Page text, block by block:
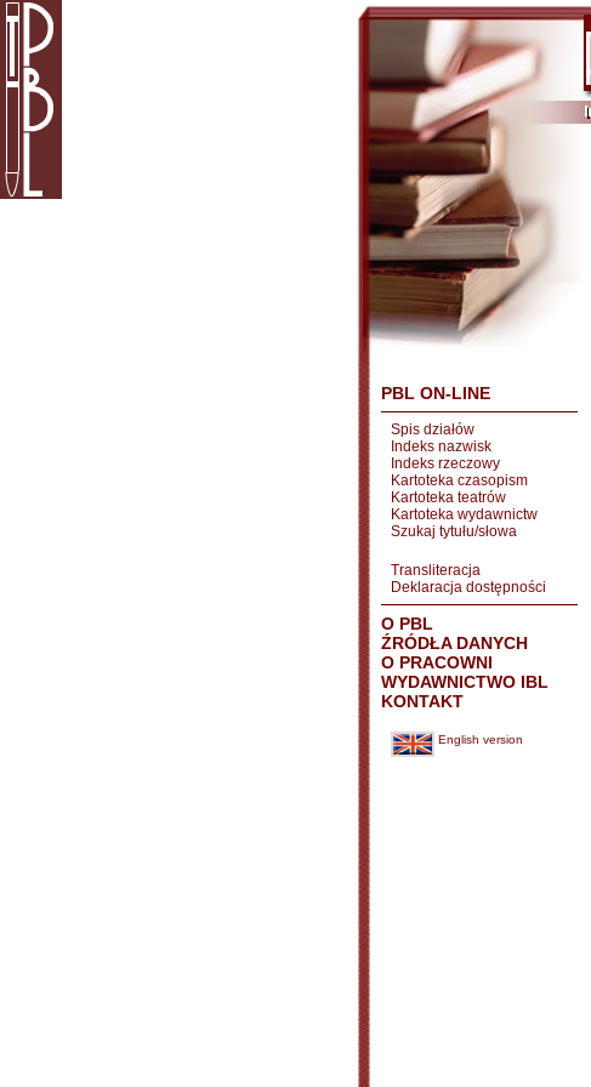
PBL ON-LINE
Spis działów
Indeks nazwisk
Indeks rzeczowy
Kartoteka czasopism
Kartoteka teatrów
Kartoteka wydawnictw
Szukaj tytułu/słowa
Transliteracja
Deklaracja dostępności
O PBL
ŹRÓDŁA DANYCH
O PRACOWNI
WYDAWNICTWO IBL
KONTAKT
English version